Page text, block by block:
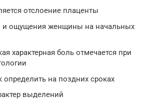
отслоение плаценты
ощущения женщины на начальных
характерная боль отмечается при
определить на поздних сроках
выделений